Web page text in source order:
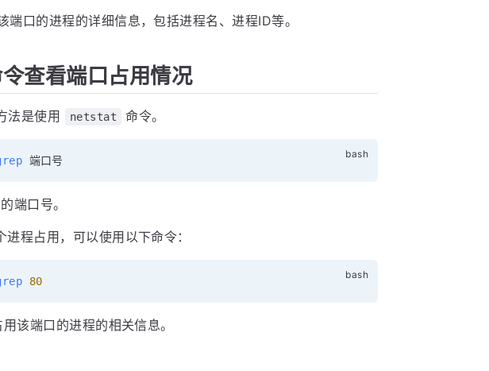
端口的进程的详细信息，包括进程名、进程ID等。
查看端口占用情况
法是使用 netstat 命令。
端口号。
程占用，可以使用以下命令：
80
该端口的进程的相关信息。